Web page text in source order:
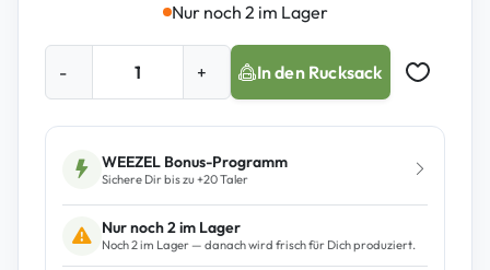
Nur noch 2 im Lager
-
s
+ In den Rucksack
Auf
WEEZEL Bonus-Programm
Sichere Dir bis zu +20Taler
Nur noch 2 im Lager
Noch 2 im Lager — danach wird frisch für Dich produziert.